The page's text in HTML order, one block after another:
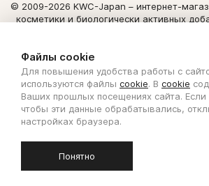
© 2009-2026 KWC-Japan – интернет-
косметики и биологически активных
Использование информации сайта
Copyright Nozomi Direct 2011. All rights
information is possible only by written
Создано с ❤ в
Файлы cookie
Для повышения удобства работы с
используются файлы cookie. В cookie
Ваших прошлых посещениях сайта. Если
чтобы эти данные обрабатывались,
настройках браузера.
Понятно